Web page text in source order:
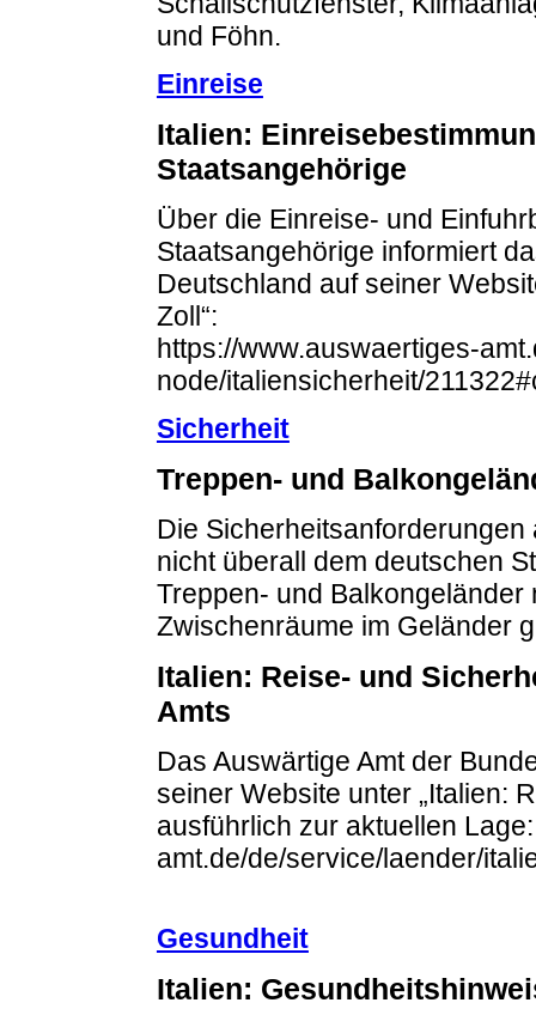
und Föhn.
Einreise
Italien:
Staatsangehörige
Über die Einreise- und
Staatsangehörige informiert
Deutschland auf seiner
Zoll“:
https://www.auswaertiges-
node/italiensicherheit/
Sicherheit
Treppen- und
Die
nicht überall dem deutschen
Treppen- und
Zwischenräume im Geländer
Italien: Reise- und
Amts
Das Auswärtige Amt der
seiner Website unter „Italien:
ausführlich zur aktuellen
amt.de/de/service/laender/
Gesundheit
Italien: